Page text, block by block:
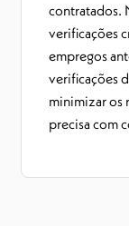
contratados.
verificações
empregos
verificações
minimizar os
precisa com